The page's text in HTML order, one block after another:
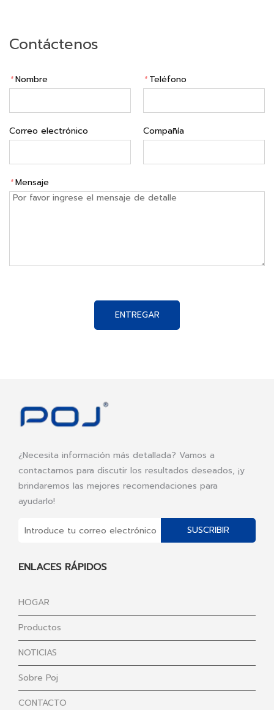
Contáctenos
*Nombre * Teléfono
Correo electrónico Compañía
*Mensaje
ENTREGAR
¿Necesita información más detallada? Vamos a
contactarnos para discutir los resultados deseados, ¡y
brindaremos las mejores recomendaciones para
ayudarlo!
SUSCRIBIR
ENLACES RÁPIDOS
HOGAR
Productos
NOTICIAS
Sobre Poj
CONTACTO